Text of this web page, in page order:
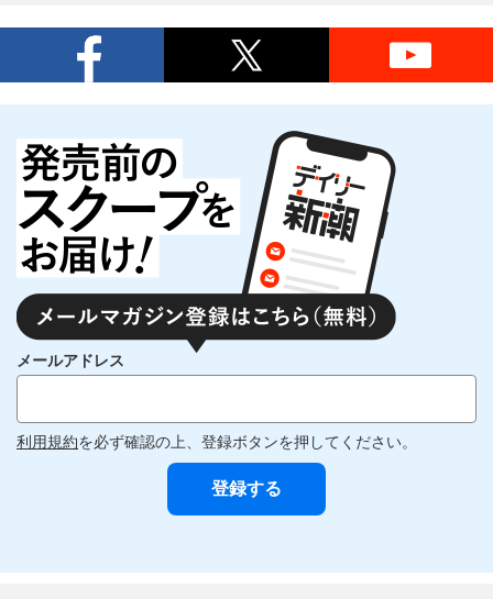
メールアドレス
利用規約を必ず確認の上、登録ボタンを押してください。